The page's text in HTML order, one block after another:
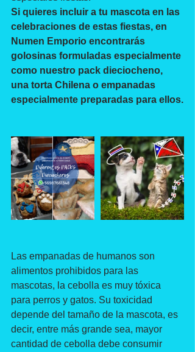
Si quieres incluir a tu mascota en las
celebraciones de estas fiestas, en
Numen Emporio encontrarás
golosinas formuladas especialmente
como nuestro pack dieciocheno,
una torta Chilena o empanadas
especialmente preparadas para ellos.
Las empanadas de humanos son
alimentos prohibidos para las
mascotas, la cebolla es muy tóxica
para perros y gatos. Su toxicidad
depende del tamaño de la mascota, es
decir, entre más grande sea, mayor
cantidad de cebolla debe consumir